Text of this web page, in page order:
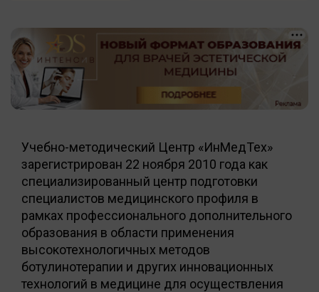
Учебно-методический Центр «ИнМедТех»
зарегистрирован 22 ноября 2010 года как
специализированный центр подготовки
специалистов медицинского профиля в
рамках профессионального дополнительного
образования в области применения
высокотехнологичных методов
ботулинотерапии и других инновационных
технологий в медицине для осуществления